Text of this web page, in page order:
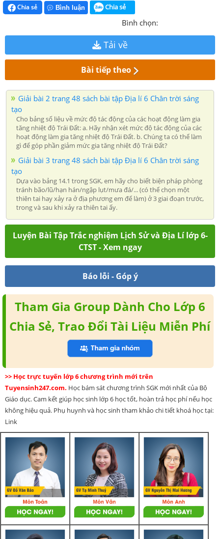
Chia sẻ Bình luận Chia sẻ
Bình chọn:
Tải về
Bài tiếp theo
Giải bài 2 trang 48 sách bài tập Địa lí 6 Chân trời sáng
tạo
Cho bảng số liệu về mức độ tác động của các hoạt động làm gia
tăng nhiệt độ Trái Đất: a. Hãy nhận xét mức độ tác động của các
hoạt động làm gia tăng nhiệt độ Trái Đất. b. Chúng ta có thể làm
gì để góp phần giảm mức gia tăng nhiệt độ Trái Đất?
Giải bài 3 trang 48 sách bài tập Địa lí 6 Chân trời sáng
tạo
Dựa vào bảng 14.1 trong SGK, em hãy cho biết biện pháp phòng
tránh bão/lũ/hạn hán/ngập lụt/mưa đá/... (có thể chọn một
thiên tai hay xảy ra ở địa phương em để làm) ở 3 giai đoạn trước,
trong và sau khi xảy ra thiên tai ấy.
Luyện Bài Tập Trắc nghiệm Lịch Sử và Địa Lí lớp 6-
CTST - Xem ngay
Báo lỗi - Góp ý
Tham Gia Group Dành Cho Lớp 6
Chia Sẻ, Trao Đổi Tài Liệu Miễn Phí
>> Học trực tuyến lớp 6 chương trình mới trên
Tuyensinh247.com. Học bám sát chương trình SGK mới nhất của Bộ
Giáo dục. Cam kết giúp học sinh lớp 6 học tốt, hoàn trả học phí nếu học
không hiệu quả. Phụ huynh và học sinh tham khảo chi tiết khoá học tại:
Link